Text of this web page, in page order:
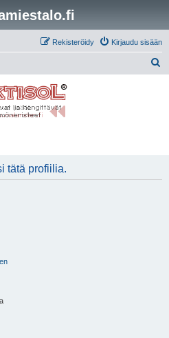
Kirjaudu sisään
Rekisteröidy
tätä profiilia.